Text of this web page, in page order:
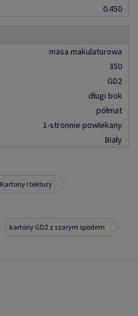
0.450
masa makulaturowa
350
GD2
długi bok
półmat
1-stronnie powlekany
Biały
Kartony i tektury
kartony GD2 z szarym spodem